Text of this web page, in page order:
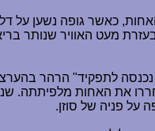
כאשר גופה נשען על
מעט האוויר שנותר
נכנסה לתפקיד" הרהר
את האחות מלפיתתה.
על פניה של סוזן.